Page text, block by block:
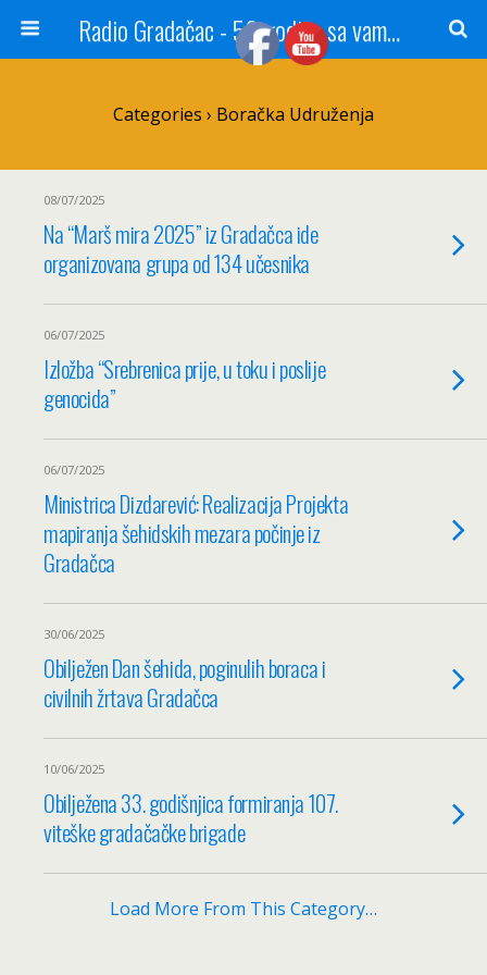
Radio Gradačac - 56 godina sa vama...
Categories › Boračka Udruženja
08/07/2025
Na “Marš mira 2025” iz Gradačca ide
organizovana grupa od 134 učesnika
06/07/2025
Izložba “Srebrenica prije, u toku i poslije
genocida”
06/07/2025
Ministrica Dizdarević: Realizacija Projekta
mapiranja šehidskih mezara počinje iz
Gradačca
30/06/2025
Obilježen Dan šehida, poginulih boraca i
civilnih žrtava Gradačca
10/06/2025
Obilježena 33. godišnjica formiranja 107.
viteške gradačačke brigade
Load More From This Category…